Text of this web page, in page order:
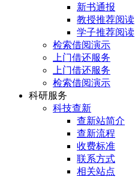
新书通报
教授推荐阅读
学子推荐阅读
检索借阅演示
上门借还服务
上门借还服务
检索借阅演示
科研服务
科技查新
查新站简介
查新流程
收费标准
联系方式
相关站点